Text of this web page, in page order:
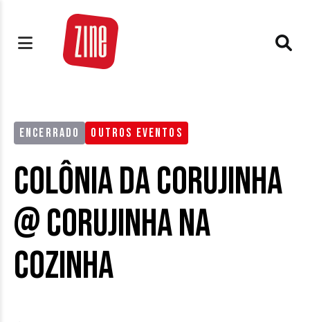
ENCERRADO OUTROS EVENTOS
Colônia da Corujinha
@ Corujinha na
Cozinha